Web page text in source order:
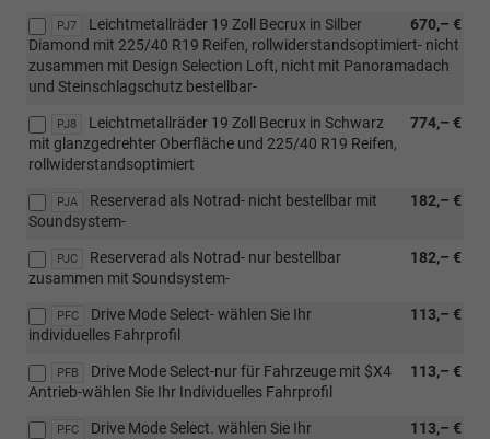
PJ7 670,– €
Leichtmetallräder 19 Zoll Becrux in Silber
Diamond mit 225/40 R19 Reifen, rollwiderstandsoptimiert- nicht
zusammen mit Design Selection Loft, nicht mit Panoramadach
und Steinschlagschutz bestellbar-
PJ8 774,– €
Leichtmetallräder 19 Zoll Becrux in Schwarz
mit glanzgedrehter Oberfläche und 225/40 R19 Reifen,
rollwiderstandsoptimiert
PJA 182,– €
Reserverad als Notrad- nicht bestellbar mit
Soundsystem-
PJC 182,– €
Reserverad als Notrad- nur bestellbar
zusammen mit Soundsystem-
PFC 113,– €
Drive Mode Select- wählen Sie Ihr
individuelles Fahrprofil
PFB 113,– €
Drive Mode Select-nur für Fahrzeuge mit $X4
Antrieb-wählen Sie Ihr Individuelles Fahrprofil
PFC 113,– €
Drive Mode Select. wählen Sie Ihr